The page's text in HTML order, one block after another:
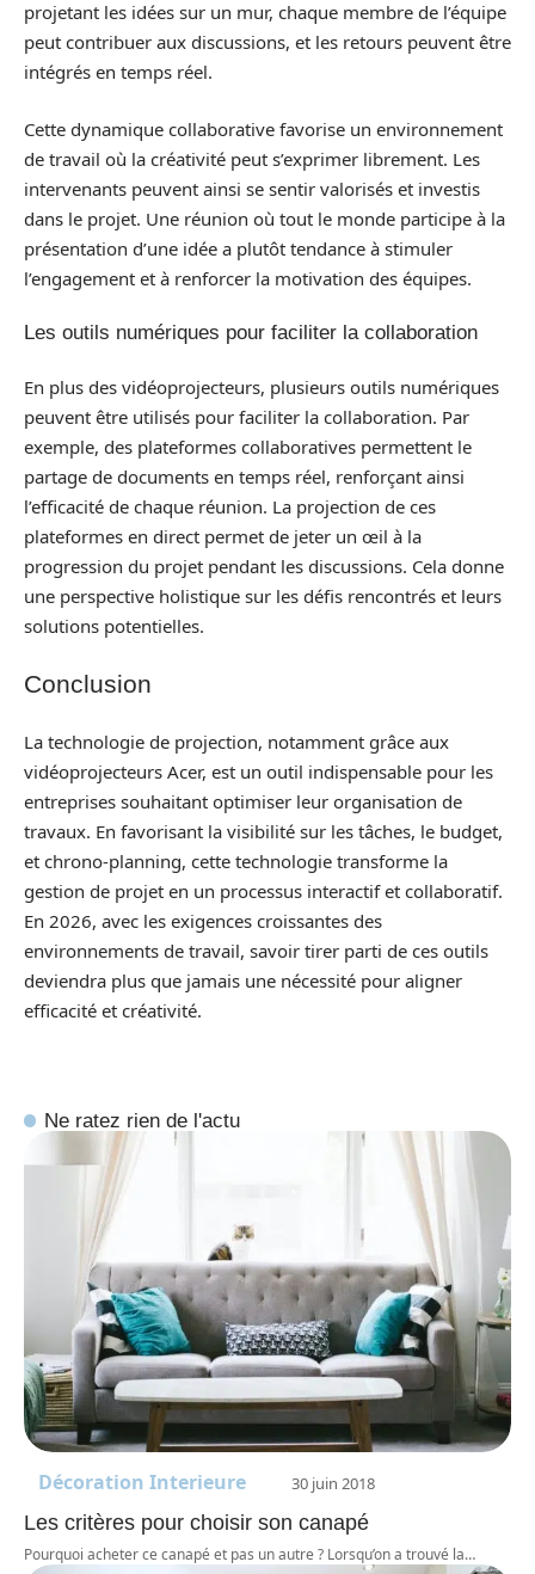
projetant les idées sur un mur, chaque membre de l’équipe
peut contribuer aux discussions, et les retours peuvent être
intégrés en temps réel.
Cette dynamique collaborative favorise un environnement
de travail où la créativité peut s’exprimer librement. Les
intervenants peuvent ainsi se sentir valorisés et investis
dans le projet. Une réunion où tout le monde participe à la
présentation d’une idée a plutôt tendance à stimuler
l’engagement et à renforcer la motivation des équipes.
Les outils numériques pour faciliter la collaboration
En plus des vidéoprojecteurs, plusieurs outils numériques
peuvent être utilisés pour faciliter la collaboration. Par
exemple, des plateformes collaboratives permettent le
partage de documents en temps réel, renforçant ainsi
l’efficacité de chaque réunion. La projection de ces
plateformes en direct permet de jeter un œil à la
progression du projet pendant les discussions. Cela donne
une perspective holistique sur les défis rencontrés et leurs
solutions potentielles.
Conclusion
La technologie de projection, notamment grâce aux
vidéoprojecteurs Acer, est un outil indispensable pour les
entreprises souhaitant optimiser leur organisation de
travaux. En favorisant la visibilité sur les tâches, le budget,
et chrono-planning, cette technologie transforme la
gestion de projet en un processus interactif et collaboratif.
En 2026, avec les exigences croissantes des
environnements de travail, savoir tirer parti de ces outils
deviendra plus que jamais une nécessité pour aligner
efficacité et créativité.
Ne ratez rien de l'actu
Décoration Interieure 30 juin 2018
Les critères pour choisir son canapé
Pourquoi acheter ce canapé et pas un autre ? Lorsqu’on a trouvé la…